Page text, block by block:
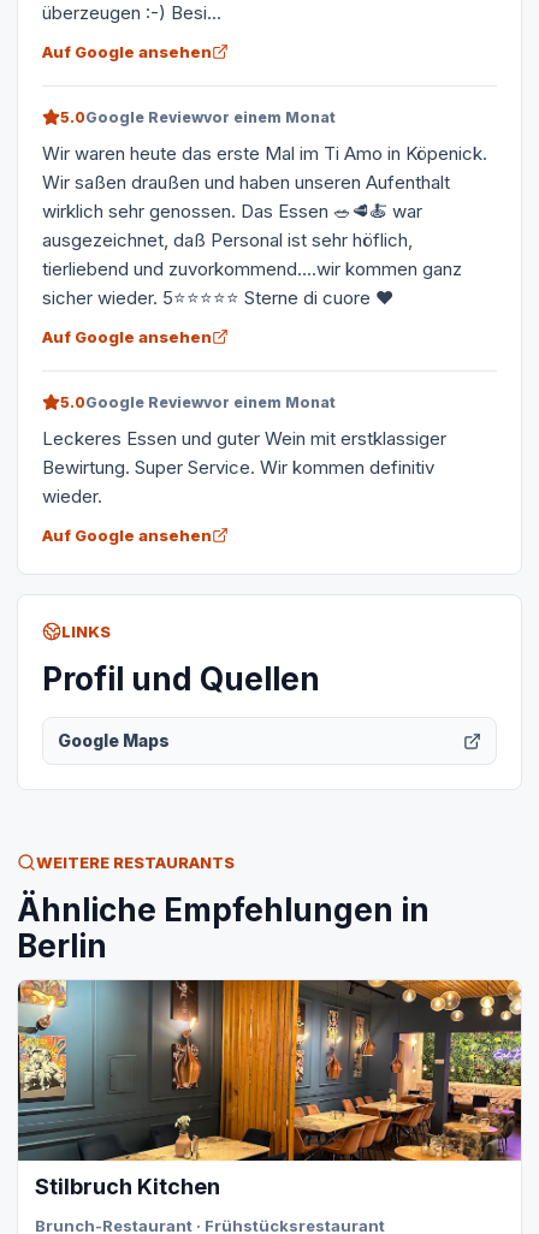
überzeugen :-) Besi...
Auf Google ansehen
5.0Google Reviewvor einem Monat
Wir waren heute das erste Mal im Ti Amo in Köpenick.
Wir saßen draußen und haben unseren Aufenthalt
wirklich sehr genossen. Das Essen 🥗🥩🍝 war
ausgezeichnet, daß Personal ist sehr höflich,
tierliebend und zuvorkommend....wir kommen ganz
sicher wieder. 5⭐⭐⭐⭐⭐ Sterne di cuore ♥️
Auf Google ansehen
5.0Google Reviewvor einem Monat
Leckeres Essen und guter Wein mit erstklassiger
Bewirtung. Super Service. Wir kommen definitiv
wieder.
Auf Google ansehen
LINKS
Profil und Quellen
Google Maps
WEITERE RESTAURANTS
Ähnliche Empfehlungen in
Berlin
Stilbruch Kitchen
Brunch-Restaurant · Frühstücksrestaurant